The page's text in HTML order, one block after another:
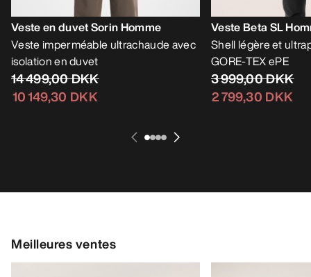
Veste en duvet Sorin Homme
Veste imperméable ultrachaude avec
isolation en duvet
14 499,00 DKK
10 149,30 DKK
Veste Beta SL
Shell légère et
GORE-TEX ePE
3 999,00 DKK
2 799,30 DKK
Meilleures ventes